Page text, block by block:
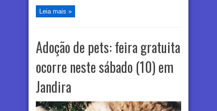
Leia mais »
Adoção de pets: feira gratuita
ocorre neste sábado (10) em
Jandira